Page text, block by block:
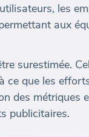
les
aux
surestimée.
ce que les
des métriques
publicitaires.